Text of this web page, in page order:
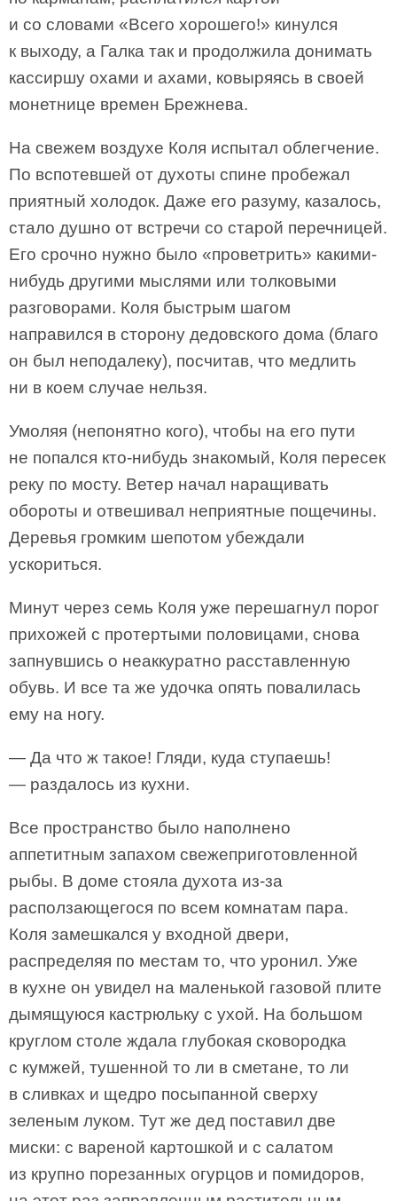
и со словами «Всего хорошего!» кинулся
к выходу, а Галка так и продолжила донимать
кассиршу охами и ахами, ковыряясь в своей
монетнице времен Брежнева.
На свежем воздухе Коля испытал облегчение.
По вспотевшей от духоты спине пробежал
приятный холодок. Даже его разуму, казалось,
стало душно от встречи со старой перечницей.
Его срочно нужно было «проветрить» какими-
нибудь другими мыслями или толковыми
разговорами. Коля быстрым шагом
направился в сторону дедовского дома (благо
он был неподалеку), посчитав, что медлить
ни в коем случае нельзя.
Умоляя (непонятно кого), чтобы на его пути
не попался кто-нибудь знакомый, Коля пересек
реку по мосту. Ветер начал наращивать
обороты и отвешивал неприятные пощечины.
Деревья громким шепотом убеждали
ускориться.
Минут через семь Коля уже перешагнул порог
прихожей с протертыми половицами, снова
запнувшись о неаккуратно расставленную
обувь. И все та же удочка опять повалилась
ему на ногу.
— Да что ж такое! Гляди, куда ступаешь!
— раздалось из кухни.
Все пространство было наполнено
аппетитным запахом свежеприготовленной
рыбы. В доме стояла духота из-за
расползающегося по всем комнатам пара.
Коля замешкался у входной двери,
распределяя по местам то, что уронил. Уже
в кухне он увидел на маленькой газовой плите
дымящуюся кастрюльку с ухой. На большом
круглом столе ждала глубокая сковородка
с кумжей, тушенной то ли в сметане, то ли
в сливках и щедро посыпанной сверху
зеленым луком. Тут же дед поставил две
миски: с вареной картошкой и с салатом
из крупно порезанных огурцов и помидоров,